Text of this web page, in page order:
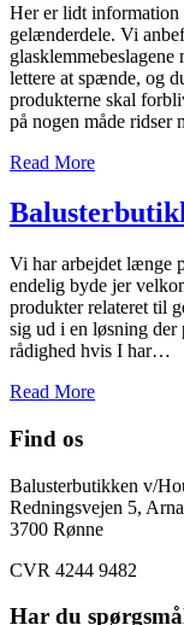
Her er lidt information
gelænderdele. Vi
lettere at spænde, og
produkterne skal
på nogen måde ridser
Read More
Vi har arbejdet længe
endelig byde jer
produkter relateret til
sig ud i en løsning der
rådighed hvis I har…
Read More
Find os
Balusterbutikken v/
Redningsvejen 5,
3700 Rønne
CVR 4244 9482
Har du